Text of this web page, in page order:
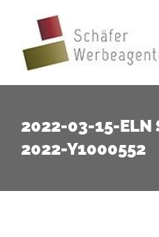
springen
2022-03-15-
2022-Y1000552